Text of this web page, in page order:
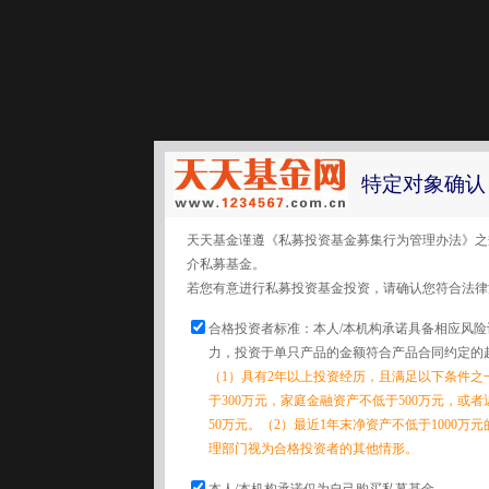
特定对象确认
天天基金谨遵《私募投资基金募集行为管理办法》
介私募基金。
若您有意进行私募投资基金投资，请确认您符合法
合格投资者标准：本人/本机构承诺具备相应风
力，投资于单只产品的金额符合产品合同约定的
（1）具有2年以上投资经历，且满足以下条件
于300万元，家庭金融资产不低于500万元，或
50万元。（2）最近1年末净资产不低于1000万
理部门视为合格投资者的其他情形。